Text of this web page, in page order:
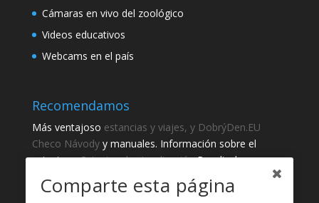
Cámaras en vivo del zoológico
Videos educativos
Webcams en el país
Recomendamos
Más ventajoso estancias y viajes, y DobrýDen.EU
Checo Návodyy manuales. Información sobre el
catastro -Catastro de visualizaciónResultados
Cómo registrarse pararecibos
Comparte esta página